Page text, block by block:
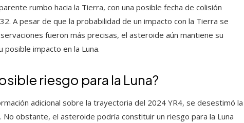
rumbo hacia la Tierra, con una posible fecha de colisión
A pesar de que la probabilidad de un impacto con la Tierra se
fueron más precisas, el asteroide aún mantiene su
impacto en la Luna.
riesgo para la Luna?
adicional sobre la trayectoria del 2024 YR4, se desestimó la
No obstante, el asteroide podría constituir un riesgo para la Luna